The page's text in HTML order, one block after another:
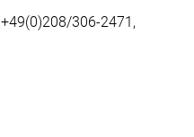
+49(0)208/306-2471